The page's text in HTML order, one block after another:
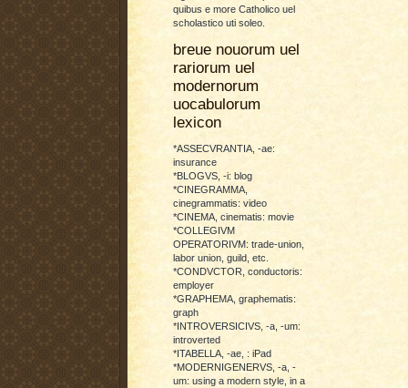
quibus e more Catholico uel
scholastico uti soleo.
breue nouorum uel
rariorum uel
modernorum
uocabulorum
lexicon
*ASSECVRANTIA, -ae:
insurance
*BLOGVS, -i: blog
*CINEGRAMMA,
cinegrammatis: video
*CINEMA, cinematis: movie
*COLLEGIVM
OPERATORIVM: trade-union,
labor union, guild, etc.
*CONDVCTOR, conductoris:
employer
*GRAPHEMA, graphematis:
graph
*INTROVERSICIVS, -a, -um:
introverted
*ITABELLA, -ae, : iPad
*MODERNIGENERVS, -a, -
um: using a modern style, in a